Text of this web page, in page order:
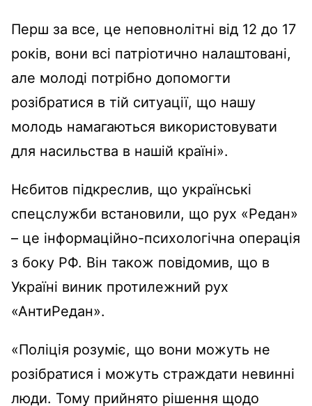
Перш за все, це неповнолітні від 12 до 17
років, вони всі патріотично налаштовані,
але молоді потрібно допомогти
розібратися в тій ситуації, що нашу
молодь намагаються використовувати
для насильства в нашій країні».
Нєбитов підкреслив, що українські
спецслужби встановили, що рух «Редан»
– це інформаційно-психологічна операція
з боку РФ. Він також повідомив, що в
Україні виник протилежний рух
«АнтиРедан».
«Поліція розуміє, що вони можуть не
розібратися і можуть страждати невинні
люди. Тому прийнято рішення щодо